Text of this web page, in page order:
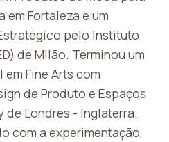
Fortaleza e um
pelo Instituto
de Milão. Terminou um
Fine Arts com
de Produto e Espaços
de Londres - Inglaterra.
com a experimentação,